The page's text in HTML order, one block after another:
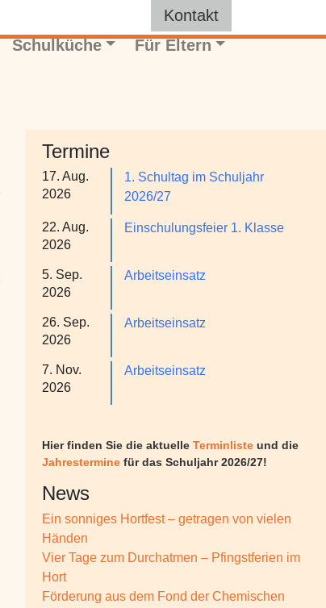
Kontakt
Schulküche Für Eltern
Termine
17. Aug.
2026
1. Schultag im Schuljahr
2026/27
22. Aug.
2026
Einschulungsfeier 1. Klasse
5. Sep.
2026
Arbeitseinsatz
26. Sep.
2026
Arbeitseinsatz
7. Nov.
2026
Arbeitseinsatz
Hier finden Sie die aktuelle Terminliste und die
Jahrestermine für das Schuljahr 2026/27!
News
Ein sonniges Hortfest – getragen von vielen
Händen
Vier Tage zum Durchatmen – Pfingstferien im
Hort
Förderung aus dem Fond der Chemischen